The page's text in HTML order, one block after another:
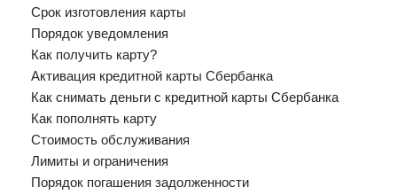
Срок изготовления карты
Порядок уведомления
Как получить карту?
Активация кредитной карты Сбербанка
Как снимать деньги с кредитной карты Сбербанка
Как пополнять карту
Стоимость обслуживания
Лимиты и ограничения
Порядок погашения задолженности